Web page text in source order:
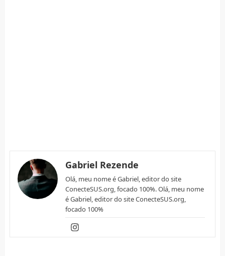
Gabriel Rezende
Olá, meu nome é Gabriel, editor do site
ConecteSUS.org, focado 100%. Olá, meu nome
é Gabriel, editor do site ConecteSUS.org,
focado 100%